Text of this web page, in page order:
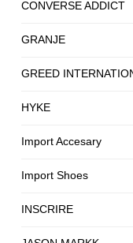
CONVERSE ADDICT
GRANJE
GREED
HYKE
Import Accesary
Import Shoes
INSCRIRE